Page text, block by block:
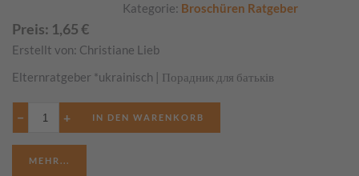
Kategorie: Broschüren Ratgeber
Preis: 1,65€
Erstellt von: Christiane Lieb
Elternratgeber *ukrainisch | Порадник для батьків
− +
MEHR...